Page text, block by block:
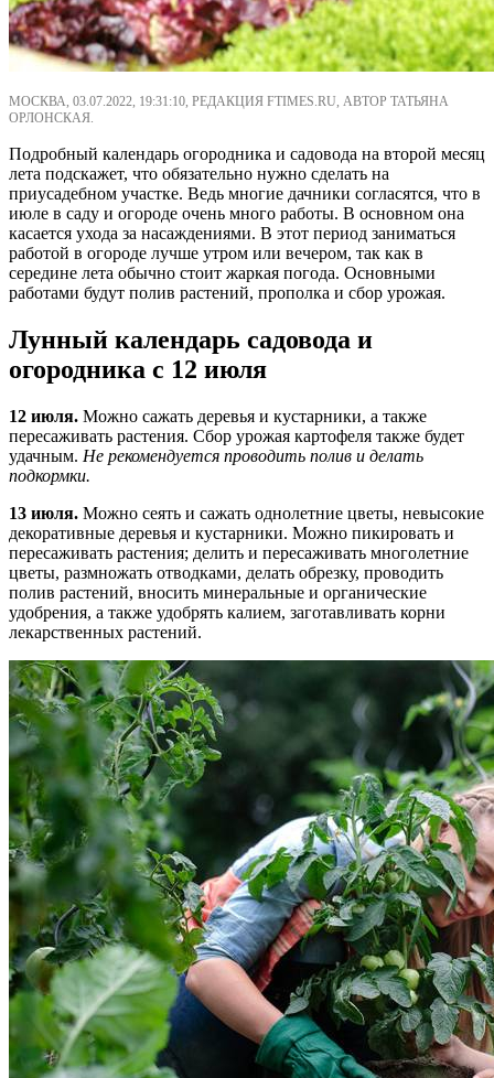
МОСКВА, 03.07.2022, 19:31:10, РЕДАКЦИЯ FTIMES.RU, АВТОР ТАТЬЯНА
ОРЛОНСКАЯ.
Подробный календарь огородника и садовода на второй месяц
лета подскажет, что обязательно нужно сделать на
приусадебном участке. Ведь многие дачники согласятся, что в
июле в саду и огороде очень много работы. В основном она
касается ухода за насаждениями. В этот период заниматься
работой в огороде лучше утром или вечером, так как в
середине лета обычно стоит жаркая погода. Основными
работами будут полив растений, прополка и сбор урожая.
Лунный календарь садовода и
огородника с 12 июля
12 июля. Можно сажать деревья и кустарники, а также
пересаживать растения. Сбор урожая картофеля также будет
удачным. Не рекомендуется проводить полив и делать
подкормки.
13 июля. Можно сеять и сажать однолетние цветы, невысокие
декоративные деревья и кустарники. Можно пикировать и
пересаживать растения; делить и пересаживать многолетние
цветы, размножать отводками, делать обрезку, проводить
полив растений, вносить минеральные и органические
удобрения, а также удобрять калием, заготавливать корни
лекарственных растений.